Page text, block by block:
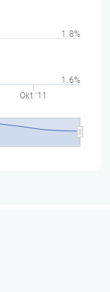
Okt '11
1.6%
1.8%